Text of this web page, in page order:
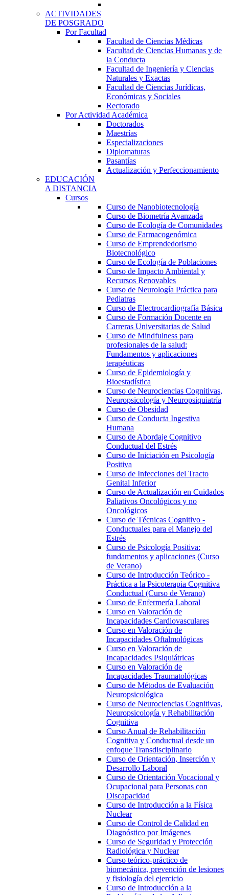
ACTIVIDADES
DE POSGRADO
Por Facultad
Facultad de Ciencias Médicas
Facultad de Ciencias Humanas y de
la Conducta
Facultad de Ingeniería y Ciencias
Naturales y Exactas
Facultad de Ciencias Jurídicas,
Económicas y Sociales
Rectorado
Por Actividad Académica
Doctorados
Maestrías
Especializaciones
Diplomaturas
Pasantías
Actualización y Perfeccionamiento
EDUCACIÓN
A DISTANCIA
Cursos
Curso de Nanobiotecnología
Curso de Biometría Avanzada
Curso de Ecología de Comunidades
Curso de Farmacogenómica
Curso de Emprendedorismo
Biotecnológico
Curso de Ecología de Poblaciones
Curso de Impacto Ambiental y
Recursos Renovables
Curso de Neurología Práctica para
Pediatras
Curso de Electrocardiografía Básica
Curso de Formación Docente en
Carreras Universitarias de Salud
Curso de Mindfulness para
profesionales de la salud:
Fundamentos y aplicaciones
terapéuticas
Curso de Epidemiología y
Bioestadística
Curso de Neurociencias Cognitivas,
Neuropsicología y Neuropsiquiatría
Curso de Obesidad
Curso de Conducta Ingestiva
Humana
Curso de Abordaje Cognitivo
Conductual del Estrés
Curso de Iniciación en Psicología
Positiva
Curso de Infecciones del Tracto
Genital Inferior
Curso de Actualización en Cuidados
Paliativos Oncológicos y no
Oncológicos
Curso de Técnicas Cognitivo -
Conductuales para el Manejo del
Estrés
Curso de Psicología Positiva:
fundamentos y aplicaciones (Curso
de Verano)
Curso de Introducción Teórico -
Práctica a la Psicoterapia Cognitiva
Conductual (Curso de Verano)
Curso de Enfermería Laboral
Curso en Valoración de
Incapacidades Cardiovasculares
Curso en Valoración de
Incapacidades Oftalmológicas
Curso en Valoración de
Incapacidades Psiquiátricas
Curso en Valoración de
Incapacidades Traumatológicas
Curso de Métodos de Evaluación
Neuropsicológica
Curso de Neurociencias Cognitivas,
Neuropsicología y Rehabilitación
Cognitiva
Curso Anual de Rehabilitación
Cognitiva y Conductual desde un
enfoque Transdisciplinario
Curso de Orientación, Inserción y
Desarrollo Laboral
Curso de Orientación Vocacional y
Ocupacional para Personas con
Discapacidad
Curso de Introducción a la Física
Nuclear
Curso de Control de Calidad en
Diagnóstico por Imágenes
Curso de Seguridad y Protección
Radiológica y Nuclear
Curso teórico-práctico de
biomecánica, prevención de lesiones
y fisiología del ejercicio
Curso de Introducción a la